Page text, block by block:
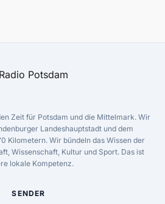
Zeit für Potsdam und die Mittelmark. Wir
Landeshauptstadt und dem
Kilometern. Wir bündeln das Wissen der
Wissenschaft, Kultur und Sport. Das ist
lokale Kompetenz.
SENDER